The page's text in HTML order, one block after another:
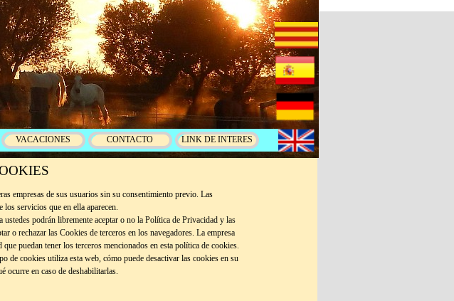
VACACIONES CONTACTO LINK DE INTERES
empresas de sus usuarios sin su consentimiento previo. Las
servicios que en ella aparecen.
ustedes podrán libremente aceptar o no la Política de Privacidad y las
o rechazar las Cookies de terceros en los navegadores. La empresa
puedan tener los terceros mencionados en esta política de cookies.
de cookies utiliza esta web, cómo puede desactivar las cookies en su
ocurre en caso de deshabilitarlas.